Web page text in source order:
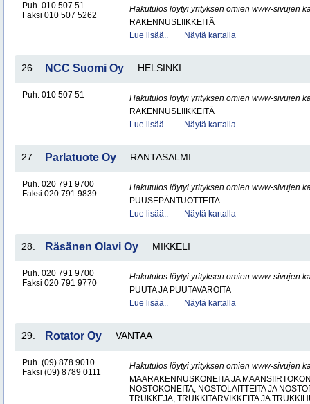
Puh. 010 507 51
Faksi 010 507 5262
Hakutulos löytyi yrityksen omien www-sivujen
RAKENNUSLIIKKEITÄ
Lue lisää..
Näytä kartalla
26. NCC Suomi Oy HELSINKI
Puh. 010 507 51
Hakutulos löytyi yrityksen omien www-sivujen
RAKENNUSLIIKKEITÄ
Lue lisää..
Näytä kartalla
27. Parlatuote Oy RANTASALMI
Puh. 020 791 9700
Faksi 020 791 9839
Hakutulos löytyi yrityksen omien www-sivujen
PUUSEPÄNTUOTTEITA
Lue lisää..
Näytä kartalla
28. Räsänen Olavi Oy MIKKELI
Puh. 020 791 9700
Faksi 020 791 9770
Hakutulos löytyi yrityksen omien www-sivujen
PUUTA JA PUUTAVAROITA
Lue lisää..
Näytä kartalla
29. Rotator Oy VANTAA
Puh. (09) 878 9010
Faksi (09) 8789 0111
Hakutulos löytyi yrityksen omien www-sivujen
MAARAKENNUSKONEITA JA
NOSTOKONEITA, NOSTOLAITTEITA JA
TRUKKEJA, TRUKKITARVIKKEITA JA